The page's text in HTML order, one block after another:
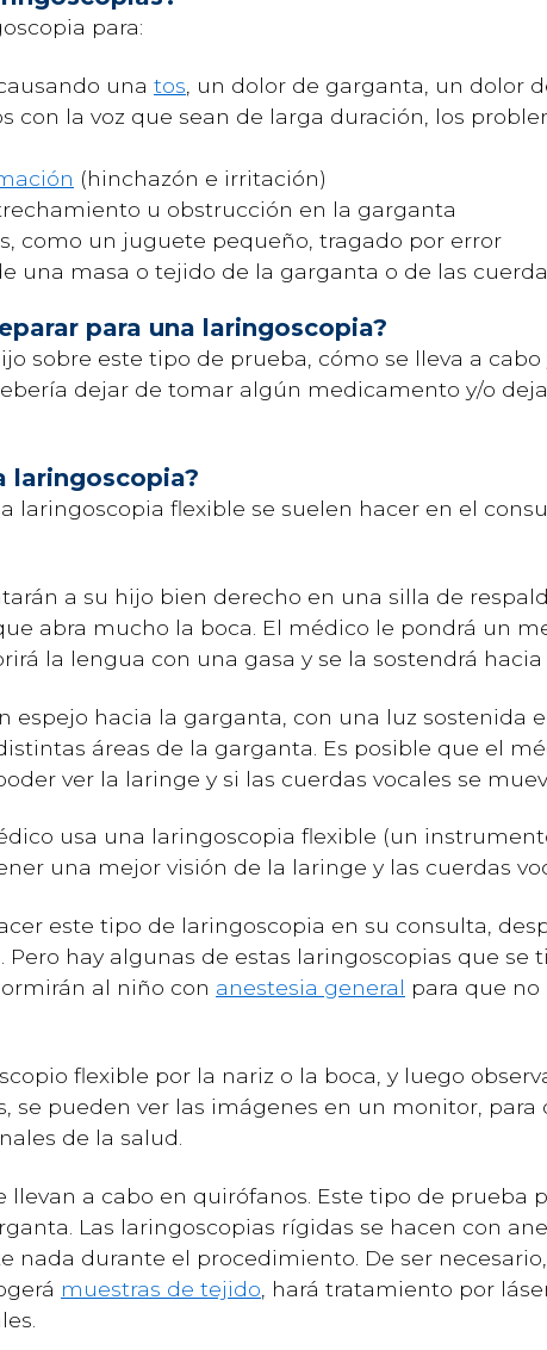
para:
una tos , un dolor de garganta, un dolor
con la voz que sean de larga duración, los
(hinchazón e irritación)
u obstrucción en la garganta
como un juguete pequeño, tragado por error
una masa o tejido de la garganta o de las
para una laringoscopia?
sobre este tipo de prueba, cómo se lleva a cabo
dejar de tomar algún medicamento y/o
laringoscopia?
laringoscopia flexible se suelen hacer en el
a su hijo bien derecho en una silla de
abra mucho la boca. El médico le pondrá un
la lengua con una gasa y se la sostendrá hacia
espejo hacia la garganta, con una luz sostenida
áreas de la garganta. Es posible que el
ver la laringe y si las cuerdas vocales se
usa una laringoscopia flexible (un
una mejor visión de la laringe y las cuerdas
este tipo de laringoscopia en su consulta,
Pero hay algunas de estas laringoscopias que se
al niño con anestesia general para que
flexible por la nariz o la boca, y luego
se pueden ver las imágenes en un monitor,
de la salud.
llevan a cabo en quirófanos. Este tipo de prueba
Las laringoscopias rígidas se hacen con
nada durante el procedimiento. De ser
muestras de tejido , hará tratamiento por